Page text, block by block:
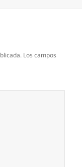
Los campos